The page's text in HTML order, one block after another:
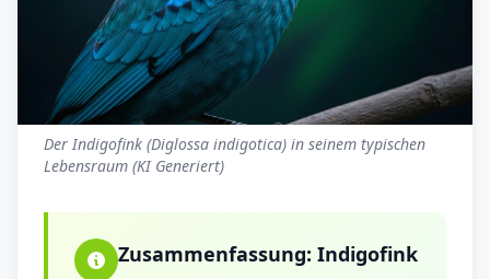
Der Indigofink (Diglossa indigotica) in seinem typischen
Lebensraum (KI Generiert)
Zusammenfassung: Indigofink